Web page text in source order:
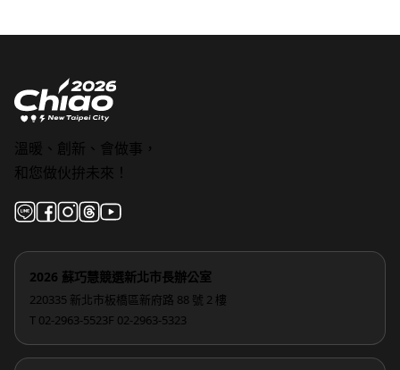
溫暖、創新、會做事，
和您做伙拚未來！
2026 蘇巧慧競選新北市長辦公室
220335 新北市板橋區新府路 88 號 2 樓
T 02-2963-5523F 02-2963-5323